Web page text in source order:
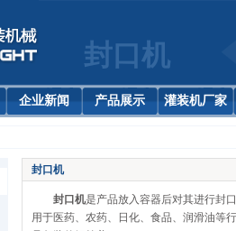
封口机
企业新闻 产品展示 灌装机厂家
封口机
封口机是产品放入容器后对其进行封
用于医药、农药、日化、食品、润滑油等